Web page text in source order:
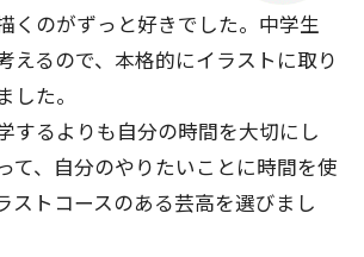
くのがずっと好きでした。中学生
えるので、本格的にイラストに取り
した。
するよりも自分の時間を大切にし
て、自分のやりたいことに時間を使
ストコースのある芸高を選びまし